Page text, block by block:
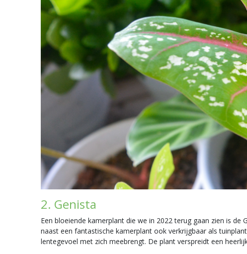
2. Genista
Een bloeiende kamerplant die we in 2022 terug gaan zien is
naast een fantastische kamerplant ook verkrijgbaar als
lentegevoel met zich meebrengt. De plant verspreidt een